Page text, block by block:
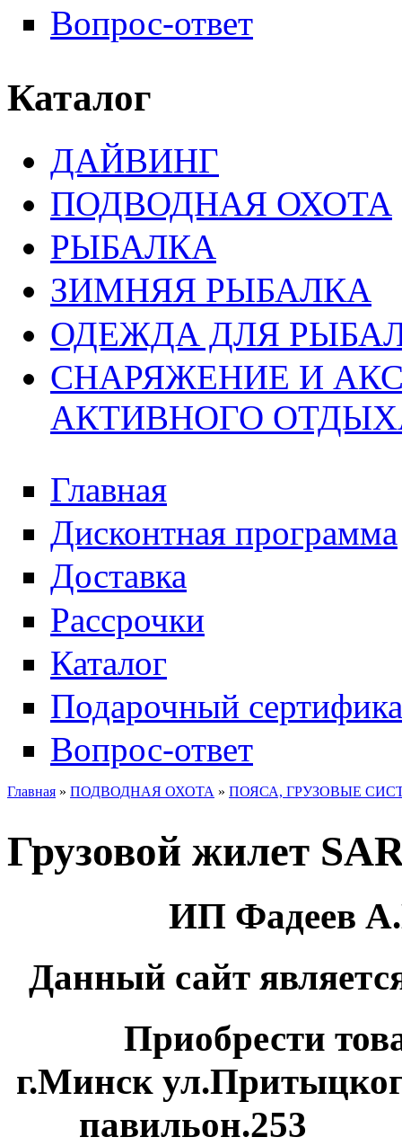
Вопрос-ответ
Каталог
ДАЙВИНГ
ПОДВОДНАЯ ОХОТА
РЫБАЛКА
ЗИМНЯЯ РЫБАЛКА
ОДЕЖДА ДЛЯ
СНАРЯЖЕНИЕ И
АКТИВНОГО
Главная
Дисконтная программа
Доставка
Рассрочки
Каталог
Подарочный
Вопрос-ответ
Главная » ПОДВОДНАЯ ОХОТА » ПОЯСА, ГРУЗОВЫЕ
Грузовой жилет
ИП Фадеев
Данный сайт
Приобрести товар
г.Минск
павильон.253